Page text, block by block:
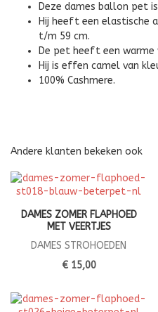
Deze dames ballon pet
Hij heeft een elastische
t/m 59 cm.
De pet heeft een warme
Hij is effen camel van
100% Cashmere.
Andere klanten bekeken ook
DAMES ZOMER FLAPHOED
MET VEERTJES
DAMES STROHOEDEN
€ 15,00